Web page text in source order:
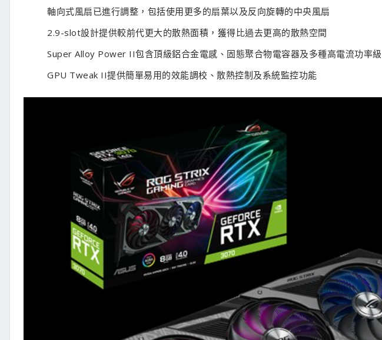
軸向式風扇已進行調整，包括使用更多的扇葉以及反向旋轉的中央風扇
2.9-slot設計提供較前代更大的散熱面積，獲得比過去更高的散熱空間
Super Alloy Power II包含頂級鋁合金電感、固態聚合物電容器及多種高電流功率級
GPU Tweak II提供簡單易用的效能調校、散熱控制及系統監控功能